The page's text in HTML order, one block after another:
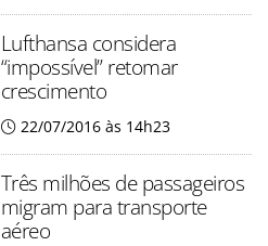
Lufthansa considera
“impossível” retomar
crescimento
22/07/2016 às 14h23
Três milhões de passageiros
migram para transporte
aéreo